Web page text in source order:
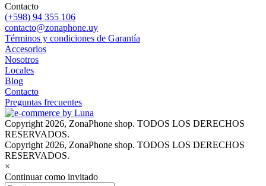
Contacto
(+598) 94 355 106
contacto@zonaphone.uy
Términos y condiciones de Garantía
Accesorios
Nosotros
Locales
Blog
Contacto
Preguntas frecuentes
Copyright 2026, ZonaPhone shop. TODOS LOS DERECHOS
RESERVADOS.
Copyright 2026, ZonaPhone shop. TODOS LOS DERECHOS
RESERVADOS.
×
Continuar como invitado